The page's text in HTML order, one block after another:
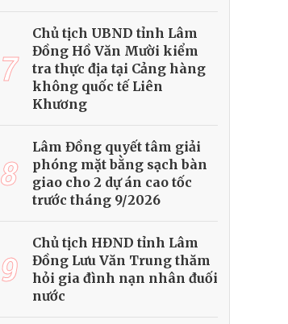
7
Chủ tịch UBND tỉnh Lâm
Đồng Hồ Văn Mười kiểm
tra thực địa tại Cảng hàng
không quốc tế Liên
Khương
8
Lâm Đồng quyết tâm giải
phóng mặt bằng sạch bàn
giao cho 2 dự án cao tốc
trước tháng 9/2026
9
Chủ tịch HĐND tỉnh Lâm
Đồng Lưu Văn Trung thăm
hỏi gia đình nạn nhân đuối
nước